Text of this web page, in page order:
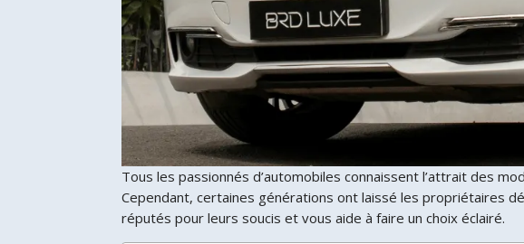
Tous les passionnés d’automobiles connaissent l’attrait des
Cependant, certaines générations ont laissé les propriétaires
réputés pour leurs soucis et vous aide à faire un choix éclairé.